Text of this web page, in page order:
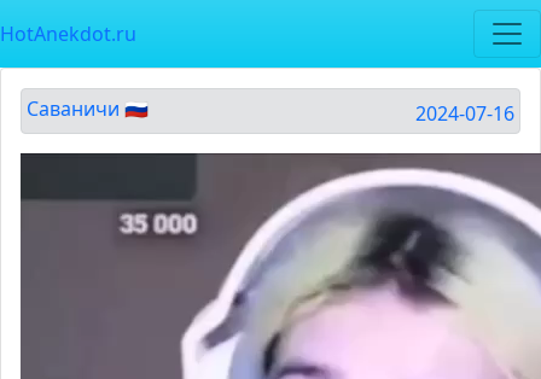
HotAnekdot.ru
Саваничи 🇷🇺 2024-07-16